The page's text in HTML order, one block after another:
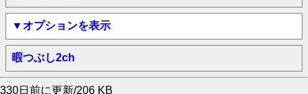
▼オプションを表示
暇つぶし2ch
330日前に更新/206 KB